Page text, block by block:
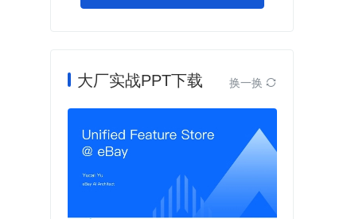
大厂实战PPT下载 换一换 